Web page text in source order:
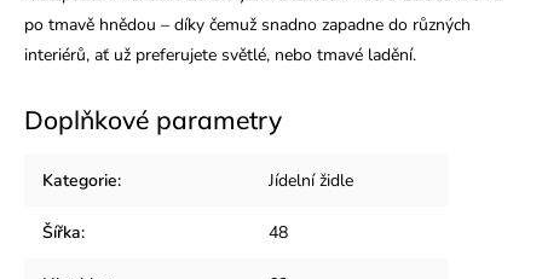
po tmavě hnědou – díky čemuž snadno zapadne do různých
interiérů, ať už preferujete světlé, nebo tmavé ladění.
Doplňkové parametry
Kategorie: Jídelní židle
Šířka: 48